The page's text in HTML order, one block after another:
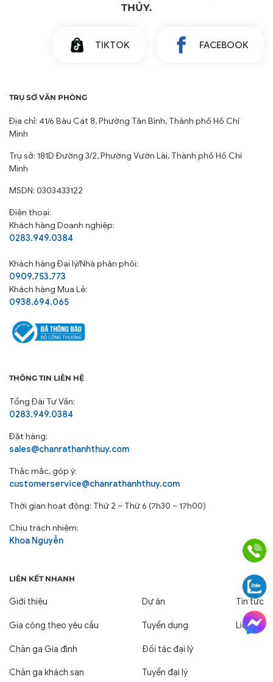
THỦY.
TIKTOK FACEBOOK
TRỤ SỞ VĂN PHÒNG
Địa chỉ: 41/6 Bàu Cát 8, Phường Tân Bình, Thành phố Hồ Chí
Minh
Trụ sở: 181D Đường 3/2, Phường Vườn Lài, Thành phố Hồ Chí
Minh
MSDN: 0303433122
Điện thoại:
Khách hàng Doanh nghiệp:
0283.949.0384
Khách hàngĐại lý/Nhà phân phối:
0909.753.773
Khách hàng Mua Lẻ:
0938.694.065
THÔNG TIN LIÊN HỆ
Tổng Đài Tư Vấn:
0283.949.0384
Đặt hàng:
sales@chanrathanhthuy.com
Thắc mắc, góp ý:
customerservice@chanrathanhthuy.com
Thời gian hoạt động: Thứ 2 – Thứ 6 (7h30 – 17h00)
Chịu trách nhiệm:
Khoa Nguyễn
LIÊN KẾT NHANH
Giới thiệu
Gia công theo yêu cầu
Chăn ga Gia đình
Chăn ga khách sạn
Dự án
Tuyển dụng
Đối tác đại lý
Tuyển đại lý
Tin tức
Liên hệ